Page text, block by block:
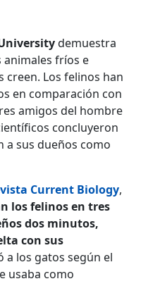
demuestra
animales fríos e
creen. Los felinos han
en comparación con
amigos del hombre
concluyeron
a sus dueños como
Current Biology,
los felinos en tres
dos minutos,
con sus
a los gatos según el
usaba como